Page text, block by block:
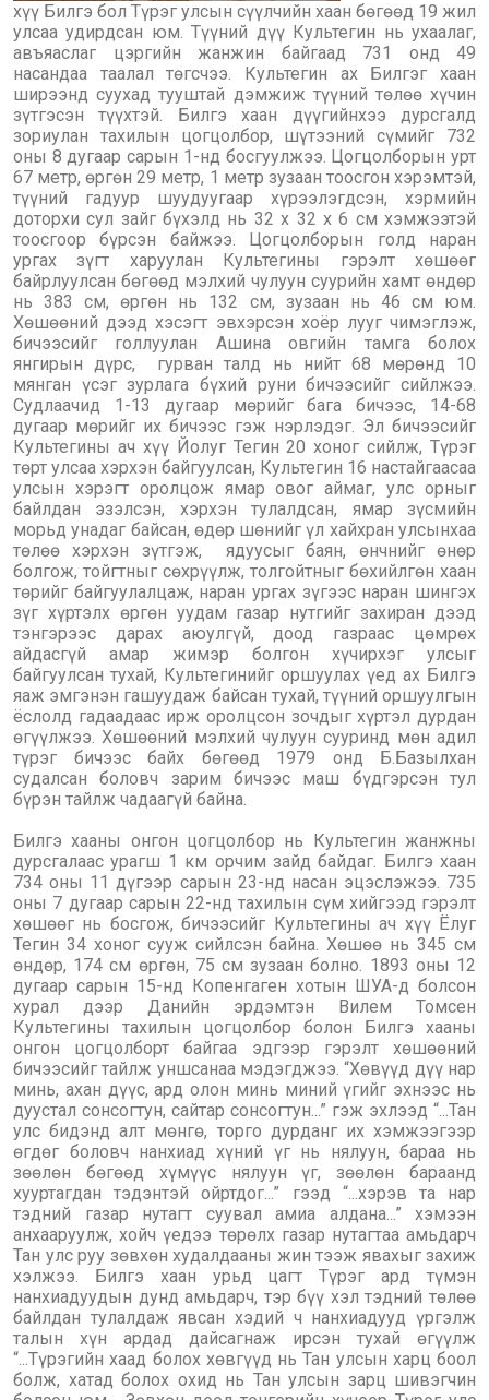
хүү Билгэ бол Түрэг улсын сүүлчийн хаан бөгөөд 19 жил
улсаа удирдсан юм. Түүний дүү Культегин нь ухаалаг,
авъяаслаг цэргийн жанжин байгаад 731 онд 49
насандаа таалал төгсчээ. Культегин ах Билгэг хаан
ширээнд суухад тууштай дэмжиж түүний төлөө хүчин
зүтгэсэн түүхтэй. Билгэ хаан дүүгийнхээ дурсгалд
зориулан тахилын цогцолбор, шүтээний сүмийг 732
оны 8 дугаар сарын 1-нд босгуулжээ. Цогцолборын урт
67 метр, өргөн 29 метр, 1 метр зузаан тоосгон хэрэмтэй,
түүний гадуур шуудуугаар хүрээлэгдсэн, хэрмийн
доторхи сул зайг бүхэлд нь 32 х 32 х 6 см хэмжээтэй
тоосгоор бүрсэн байжээ. Цогцолборын голд наран
ургах зүгт харуулан Культегины гэрэлт хөшөөг
байрлуулсан бөгөөд мэлхий чулуун суурийн хамт өндөр
нь 383 см, өргөн нь 132 см, зузаан нь 46 см юм.
Хөшөөний дээд хэсэгт эвхэрсэн хоёр лууг чимэглэж,
бичээсийг голлуулан Ашина овгийн тамга болох
янгирын дүрс, гурван талд нь нийт 68 мөрөнд 10
мянган үсэг зурлага бүхий руни бичээсийг сийлжээ.
Судлаачид 1-13 дугаар мөрийг бага бичээс, 14-68
дугаар мөрийг их бичээс гэж нэрлэдэг. Эл бичээсийг
Культегины ач хүү Йолуг Тегин 20 хоног сийлж, Түрэг
төрт улсаа хэрхэн байгуулсан, Культегин 16 настайгаасаа
улсын хэрэгт оролцож ямар овог аймаг, улс орныг
байлдан эзэлсэн, хэрхэн тулалдсан, ямар зүсмийн
морьд унадаг байсан, өдөр шөнийг үл хайхран улсынхаа
төлөө хэрхэн зүтгэж, ядуусыг баян, өнчнийг өнөр
болгож, тойгтныг сөхрүүлж, толгойтныг бөхийлгөн хаан
төрийг байгуулалцаж, наран ургах зүгээс наран шингэх
зүг хүртэлх өргөн уудам газар нутгийг захиран дээд
тэнгэрээс дарах аюулгүй, доод газраас цөмрөх
айдасгүй амар жимэр болгон хүчирхэг улсыг
байгуулсан тухай, Культегинийг оршуулах үед ах Билгэ
яаж эмгэнэн гашуудаж байсан тухай, түүний оршуулгын
ёслолд гадаадаас ирж оролцсон зочдыг хүртэл дурдан
өгүүлжээ. Хөшөөний мэлхий чулуун сууринд мөн адил
түрэг бичээс байх бөгөөд 1979 онд Б.Базылхан
судалсан боловч зарим бичээс маш бүдгэрсэн тул
бүрэн тайлж чадаагүй байна.
Билгэ хааны онгон цогцолбор нь Культегин жанжны
дурсгалаас урагш 1 км орчим зайд байдаг. Билгэ хаан
734 оны 11 дүгээр сарын 23-нд насан эцэслэжээ. 735
оны 7 дугаар сарын 22-нд тахилын сүм хийгээд гэрэлт
хөшөөг нь босгож, бичээсийг Культегины ач хүү Ёлуг
Тегин 34 хоног сууж сийлсэн байна. Хөшөө нь 345 см
өндөр, 174 см өргөн, 75 см зузаан болно. 1893 оны 12
дугаар сарын 15-нд Копенгаген хотын ШУА-д болсон
хурал дээр Данийн эрдэмтэн Вилем Томсен
Культегины тахилын цогцолбор болон Билгэ хааны
онгон цогцолборт байгаа эдгээр гэрэлт хөшөөний
бичээсийг тайлж уншсанаа мэдэгджээ. “Хөвүүд дүү нар
минь, ахан дүүс, ард олон минь миний үгийг эхнээс нь
дуустал сонсогтун, сайтар сонсогтун...” гэж эхлээд “...Тан
улс бидэнд алт мөнгө, торго дурданг их хэмжээгээр
өгдөг боловч нанхиад хүний үг нь нялуун, бараа нь
зөөлөн бөгөөд хүмүүс нялуун үг, зөөлөн бараанд
хууртагдан тэдэнтэй ойртдог...” гээд “...хэрэв та нар
тэдний газар нутагт суувал амиа алдана...” хэмээн
анхааруулж, хойч үедээ төрөлх газар нутагтаа амьдарч
Тан улс руу зөвхөн худалдааны жин тээж явахыг захиж
хэлжээ. Билгэ хаан урьд цагт Түрэг ард түмэн
нанхиадуудын дунд амьдарч, тэр бүү хэл тэдний төлөө
байлдан тулалдаж явсан хэдий ч нанхиадууд үргэлж
талын хүн ардад дайсагнаж ирсэн тухай өгүүлж
“...Түрэгийн хаад болох хөвгүүд нь Тан улсын харц боол
болж, хатад болох охид нь Тан улсын зарц шивэгчин